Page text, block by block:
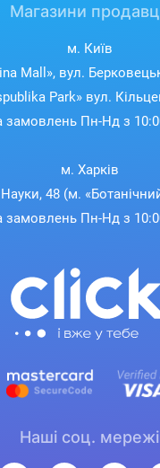
Магазини
м. Київ
Mall», вул.
Park» вул.
замовлень Пн-Нд з
м. Харків
48 (м.
замовлень Пн-Нд з
Наші соц. мережі